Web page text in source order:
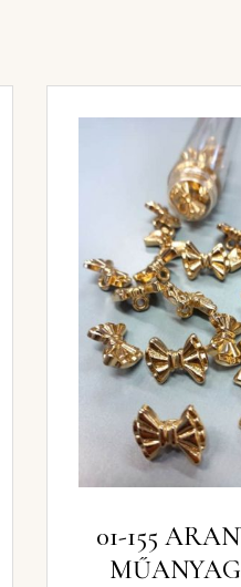
01-155